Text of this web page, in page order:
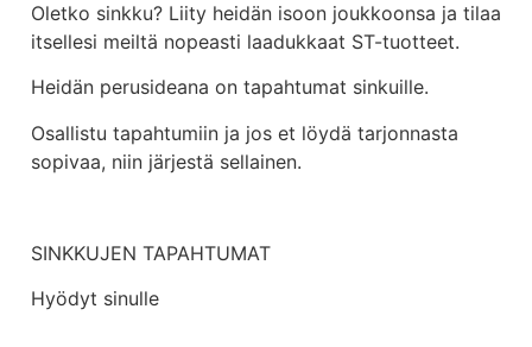
Oletko sinkku? Liity heidän isoon joukkoonsa ja tilaa
itsellesi meiltä nopeasti laadukkaat ST-tuotteet.
Heidän perusideana on tapahtumat sinkuille.
Osallistu tapahtumiin ja jos et löydä tarjonnasta
sopivaa, niin järjestä sellainen.
SINKKUJEN TAPAHTUMAT
Hyödyt sinulle